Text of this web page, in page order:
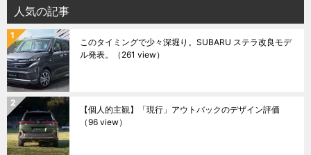
人気の記事
このタイミングで少々深堀り。SUBARU ステラ改良モデ
ル発表。
（261 view）
【個人的主観】「現行」アウトバックのデザイン評価
（96 view）